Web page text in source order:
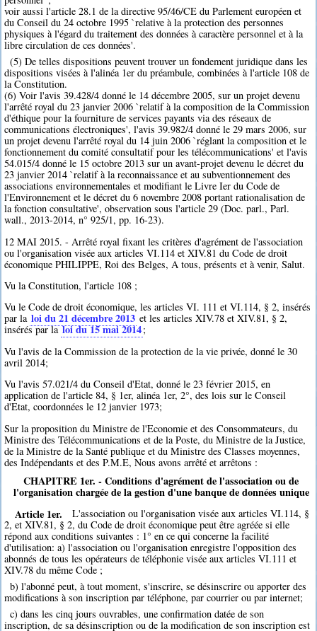
voir aussi l'article 28.1 de la directive 95/46/CE du Parlement européen et
du Conseil du 24 octobre 1995 `relative à la protection des personnes
physiques à l'égard du traitement des données à caractère personnel et à la
libre circulation de ces données'.
(5) De telles dispositions peuvent trouver un fondement juridique dans les
dispositions visées à l'alinéa 1er du préambule, combinées à l'article 108 de
la Constitution.
(6) Voir l'avis 39.428/4 donné le 14 décembre 2005, sur un projet devenu
l'arrêté royal du 23 janvier 2006 `relatif à la composition de la Commission
d'éthique pour la fourniture de services payants via des réseaux de
communications électroniques', l'avis 39.982/4 donné le 29 mars 2006, sur
un projet devenu l'arrêté royal du 14 juin 2006 `réglant la composition et le
fonctionnement du comité consultatif pour les télécommunications' et l'avis
54.015/4 donné le 15 octobre 2013 sur un avant-projet devenu le décret du
23 janvier 2014 `relatif à la reconnaissance et au subventionnement des
associations environnementales et modifiant le Livre Ier du Code de
l'Environnement et le décret du 6 novembre 2008 portant rationalisation de
la fonction consultative', observation sous l'article 29 (Doc. parl., Parl.
wall., 2013-2014, n° 925/1, pp. 16-23).
12 MAI 2015. - Arrêté royal fixant les critères d'agrément de l'association
ou l'organisation visée aux articles VI.114 et XIV.81 du Code de droit
économique PHILIPPE, Roi des Belges, A tous, présents et à venir, Salut.
Vu la Constitution, l'article 108 ;
Vu le Code de droit économique, les articles VI. 111 et VI.114, § 2, insérés
par la loi du 21 décembre 2013 et les articles XIV.78 et XIV.81, § 2,
insérés par laloi du 15 mai 2014;
Vu l'avis de la Commission de la protection de la vie privée, donné le 30
avril 2014;
Vu l'avis 57.021/4 du Conseil d'Etat, donné le 23 février 2015, en
application de l'article 84, § 1er, alinéa 1er, 2°, des lois sur le Conseil
d'Etat, coordonnées le 12 janvier 1973;
Sur la proposition du Ministre de l'Economie et des Consommateurs, du
Ministre des Télécommunications et de la Poste, du Ministre de la Justice,
de la Ministre de la Santé publique et du Ministre des Classes moyennes,
des Indépendants et des P.M.E, Nous avons arrêté et arrêtons :
CHAPITRE 1er. - Conditions d'agrément de l'association ou de
l'organisation chargée de la gestion d'une banque de données unique
Article 1er.
L'association ou l'organisation visée aux articles VI.114, §
2, et XIV.81, § 2, du Code de droit économique peut être agréée si elle
répond aux conditions suivantes : 1° en ce qui concerne la facilité
d'utilisation: a) l'association ou l'organisation enregistre l'opposition des
abonnés de tous les opérateurs de téléphonie visée aux articles VI.111 et
XIV.78 du même Code ;
b) l'abonné peut, à tout moment, s'inscrire, se désinscrire ou apporter des
modifications à son inscription par téléphone, par courrier ou par internet;
c) dans les cinq jours ouvrables, une confirmation datée de son
inscription, de sa désinscription ou de la modification de son inscription est